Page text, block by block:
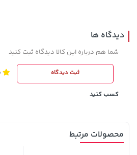
292,080,000 تومان خرید
دیدگاه ها
شما هم درباره این کالا دیدگاه ثبت کنید
ثبت دیدگاه
کسب کنید
محصولات مرتبط